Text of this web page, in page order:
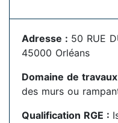
Adresse : 50 RUE
45000 Orléans
Domaine de
des murs ou
Qualification RGE :